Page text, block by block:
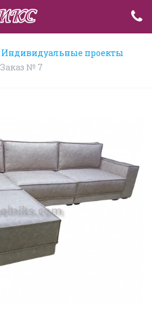
Индивидуальные проекты
Заказ № 7